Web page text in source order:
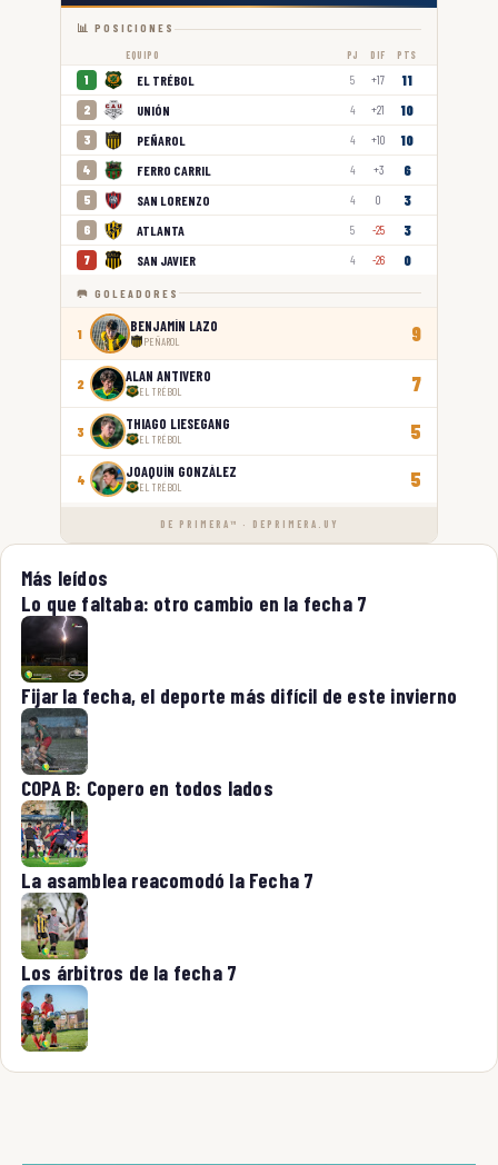
📊 POSICIONES
EQUIPO PJ DIF PTS
1 EL TRÉBOL 5 +17 11
2 UNIÓN 4 +21 10
3 PEÑAROL 4 +10 10
4 FERRO CARRIL 4 +3 6
5 SAN LORENZO 4 0 3
6 ATLANTA 5 -25 3
7 SAN JAVIER 4 -26 0
🥅 GOLEADORES
1 BENJAMÍN LAZO
PEÑAROL 9
2 ALAN ANTIVERO
EL TRÉBOL 7
3 THIAGO LIESEGANG
EL TRÉBOL 5
4 JOAQUÍN GONZÁLEZ
EL TRÉBOL 5
DE PRIMERA™ · DEPRIMERA.UY
Más leídos
Lo que faltaba: otro cambio en la fecha 7
Fijar la fecha, el deporte más difícil de este invierno
COPA B: Copero en todos lados
La asamblea reacomodó la Fecha 7
Los árbitros de la fecha 7